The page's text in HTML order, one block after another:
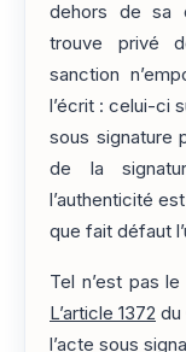
dehors de sa
trouve privé
sanction
l’écrit : celui-ci
sous signature
de la
l’authenticité
que fait défaut
Tel n’est pas
L’article 1372 du
l’acte sous